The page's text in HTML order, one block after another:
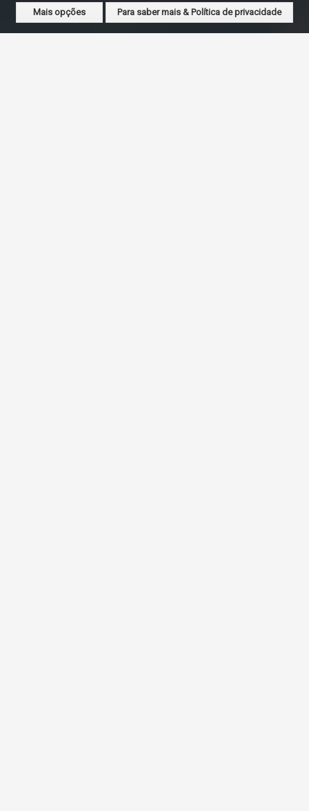
Mais opções Para saber mais & Política de privacidade